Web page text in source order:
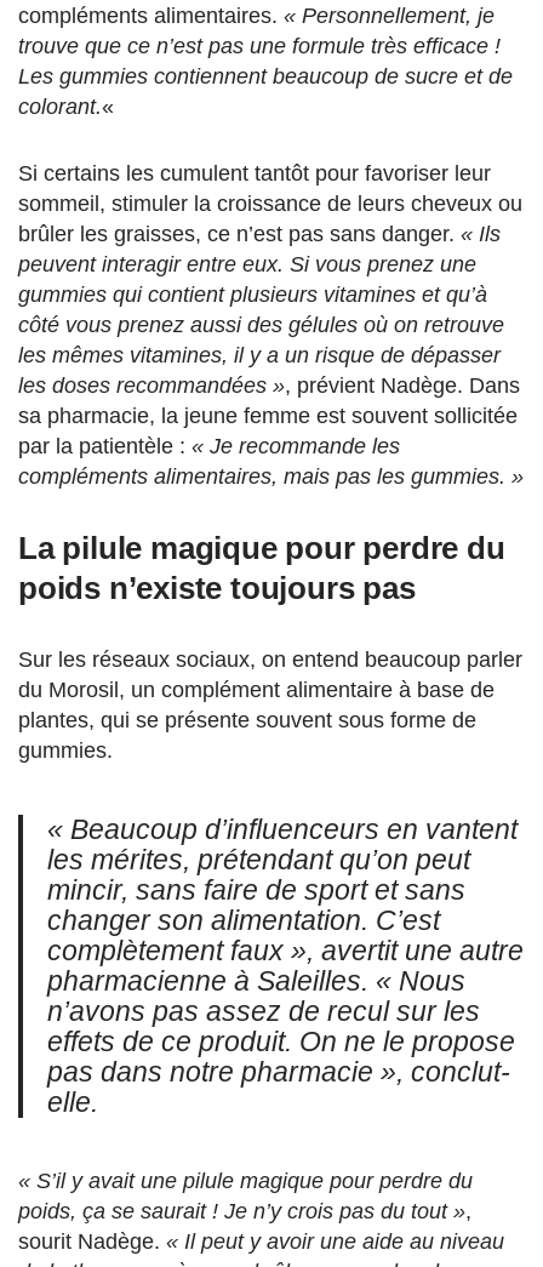
compléments alimentaires. « Personnellement, je
trouve que ce n’est pas une formule très efficace !
Les gummies contiennent beaucoup de sucre et de
colorant.«
Si certains les cumulent tantôt pour favoriser leur
sommeil, stimuler la croissance de leurs cheveux ou
brûler les graisses, ce n’est pas sans danger. « Ils
peuvent interagir entre eux. Si vous prenez une
gummies qui contient plusieurs vitamines et qu’à
côté vous prenez aussi des gélules où on retrouve
les mêmes vitamines, il y a un risque de dépasser
les doses recommandées », prévient Nadège. Dans
sa pharmacie, la jeune femme est souvent sollicitée
par la patientèle : « Je recommande les
compléments alimentaires, mais pas les gummies. »
La pilule magique pour perdre du
poids n’existe toujours pas
Sur les réseaux sociaux, on entend beaucoup parler
du Morosil, un complément alimentaire à base de
plantes, qui se présente souvent sous forme de
gummies.
« Beaucoup d’influenceurs en vantent
les mérites, prétendant qu’on peut
mincir, sans faire de sport et sans
changer son alimentation. C’est
complètement faux », avertit une autre
pharmacienne à Saleilles. « Nous
n’avons pas assez de recul sur les
effets de ce produit. On ne le propose
pas dans notre pharmacie », conclut-
elle.
« S’il y avait une pilule magique pour perdre du
poids, ça se saurait ! Je n’y crois pas du tout »,
sourit Nadège. « Il peut y avoir une aide au niveau